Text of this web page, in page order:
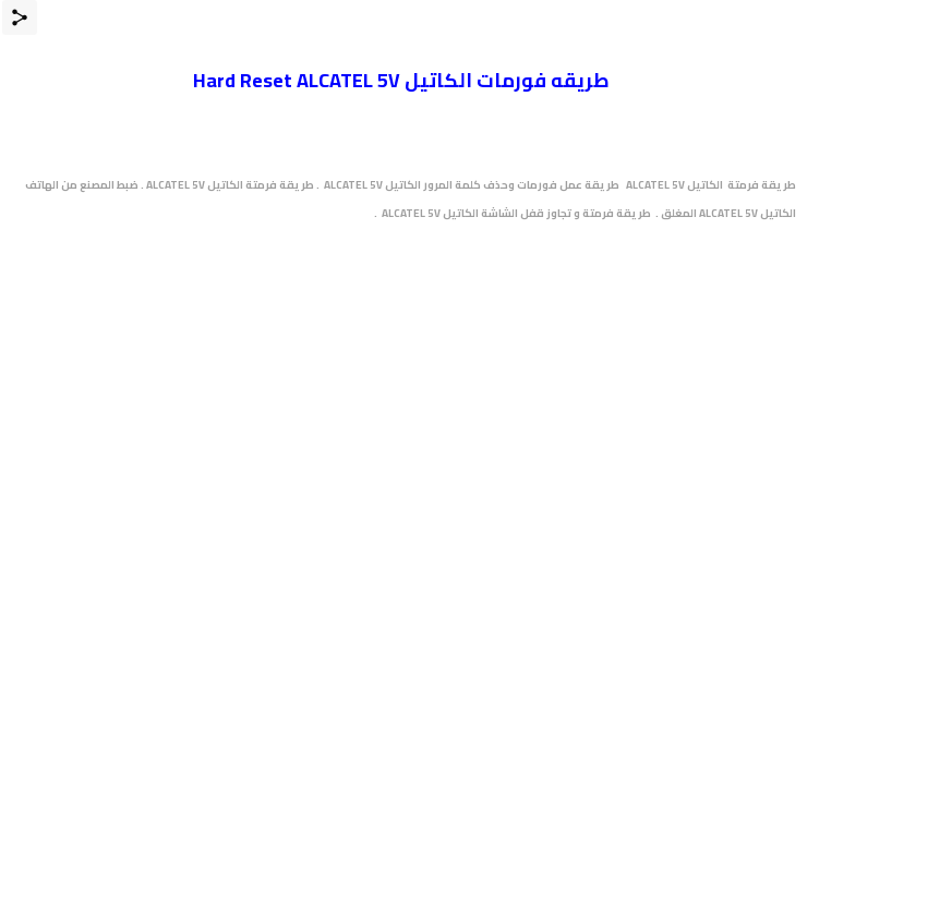
طريقه فورمات الكاتيل Hard Reset ALCATEL 5V
طريقة فرمتة الكاتيل ALCATEL 5V ﻃﺮﻳﻘﺔ عمل فورمات وحذف كلمة المرور الكاتيل ALCATEL 5V . طريقة فرمتة الكاتيل ALCATEL 5V . ضبط المصنع من الهاتف
الكاتيل ALCATEL 5V المغلق . طريقة فرمتة و تجاوز قفل الشاشة الكاتيل ALCATEL 5V .